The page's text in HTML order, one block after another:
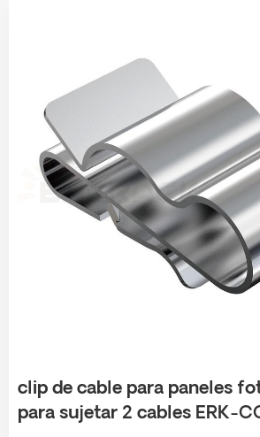
clip de cable para paneles
para sujetar 2 cables ERK-